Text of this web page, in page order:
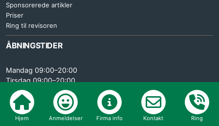
Hjem Anmeldelser Firma info Kontakt Ring
Sponsorerede artikler
Priser
Ring til revisoren
ÅBNINGSTIDER
Mandag 09:00–20:00
Tirsdag 09:00–20:00
Onsdag 09:00–20:00
Torsdag 09:00–20:00
Fredag 09:00–15:30
Lørdag LUKKET